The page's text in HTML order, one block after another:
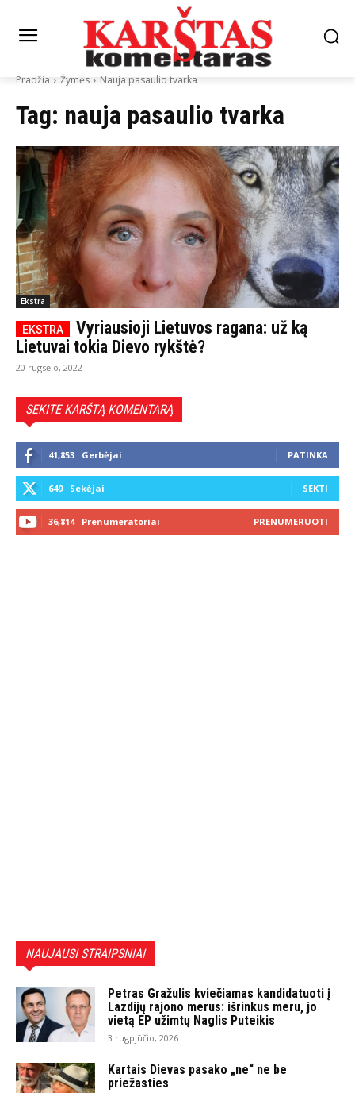
Pradžia Žymės Nauja pasaulio tvarka
Tag: nauja pasaulio tvarka
Ekstra
Vyriausioji Lietuvos ragana: už ką
Lietuvai tokia Dievo rykštė?
20 rugsėjo, 2022
SEKITE KARŠTĄ KOMENTARĄ
41,853 Gerbėjai PATINKA
649 Sekėjai SEKTI
36,814 Prenumeratoriai PRENUMERUOTI
NAUJAUSI STRAIPSNIAI
Petras Gražulis kviečiamas kandidatuoti į
Lazdijų rajono merus: išrinkus meru, jo
vietą EP užimtų Naglis Puteikis
3 rugpjūčio, 2026
Kartais Dievas pasako „ne“ ne be
priežasties